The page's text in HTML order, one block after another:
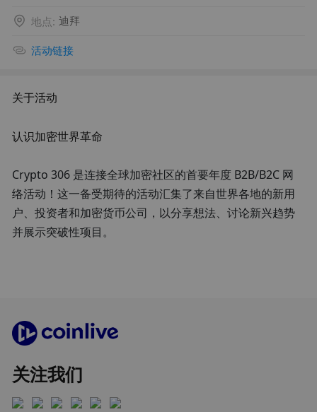
地点: 迪拜
活动链接
关于活动
认识加密世界革命
Crypto 306 是连接全球加密社区的首要年度 B2B/B2C 网
络活动！这一备受期待的活动汇集了来自世界各地的新用
户、投资者和加密货币公司，以分享想法、讨论新兴趋势
并展示突破性项目。
关注我们